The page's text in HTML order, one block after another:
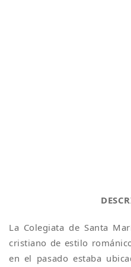
La Colegiata de Santa
cristiano de estilo
en el pasado estaba